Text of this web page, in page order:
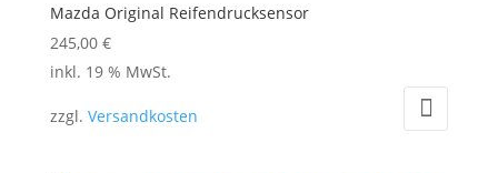
Die
Optionen
können
auf
Mazda Original Reifendrucksensor
245,00 €
inkl. 19 % MwSt.
zzgl. Versandkosten